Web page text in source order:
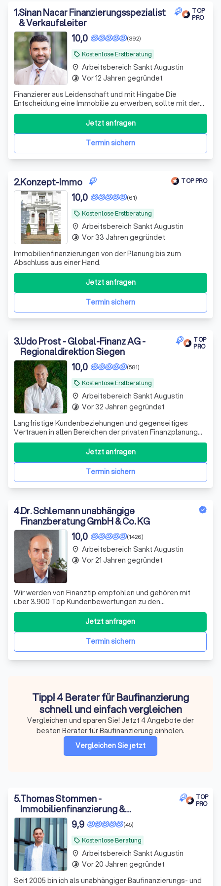
Baufinanzierung in Sankt Augustin.
1.Sinan Nacar Finanzierungsspezialist
& Verkaufsleiter
TOP
PRO
local_offer Kostenlose Erstberatung
(392)
10,0
Finanzierer aus Leidenschaft und mit Hingabe Die
Entscheidung eine Immobilie zu erwerben, sollte mit der
größten Sorgfalt und Ruhe getroffen werden. Das möchte
ich meinen Kunden ermöglichen! Ich stehe Ihnen zur Seite
im gesamten Kaufprozess. Es beginnt mit der korrekten
Ermittlung des ZielkaufpreiTermin sichern
Jetzt anfragen
place Arbeitsbereich Sankt Augustin
timelapse Vor 12 Jahren gegründet
2.Konzept-Immo TOP PRO
local_offer Kostenlose Erstberatung
(61)
10,0
Immobilienfinanzierungen von der Planung bis zum
Abschluss aus einer Hand.
Termin sichern
Jetzt anfragen
place Arbeitsbereich Sankt Augustin
timelapse Vor 33 Jahren gegründet
3.Udo Prost - Global-Finanz AG -
Regionaldirektion Siegen
TOP
PRO
local_offer Kostenlose Erstberatung
(581)
10,0
Langfristige Kundenbeziehungen und gegenseitiges
Vertrauen in allen Bereichen der privaten Finanzplanung
zeichnen uns aus. Im Bereich Kapitalanlage, Vorsorge und
Experten der Finanzanalyse für Privathaushalte - und
arbeiten unabhängig vonTermin sichern
Jetzt anfragen
place Arbeitsbereich Sankt Augustin
timelapse Vor 32 Jahren gegründet
4.Dr. Schlemann unabhängige
Finanzberatung GmbH & Co. KG
(1426)
10,0
Wir werden von Finanztip empfohlen und gehören mit
über 3.900 Top Kundenbewertungen zu den
bestbewerteten Finanzberatern Deutschlands. ⭐️⭐️⭐️⭐️⭐️
Unsere Spezialgebiete: Absicherung gegen
Berufsunfähigkeit, private Krankenversicherung,
Altersvorsorge und Geldanlage. Wir beraten
Termin sichern
Jetzt anfragen
place Arbeitsbereich Sankt Augustin
timelapse Vor 21 Jahren gegründet
Tipp! 4 Berater für Baufinanzierung
schnell und einfach vergleichen
Vergleichen und sparen Sie! Jetzt 4 Angebote der
besten Berater für Baufinanzierung einholen.
Vergleichen Sie jetzt
5.Thomas Stommen -
Immobilienfinanzierung &
Versicherungsmakler
TOP
PRO
local_offer Kostenlose Beratung
(45)
9,9
Seit 2005 bin ich als unabhängiger Baufinanzierungs- und
place Arbeitsbereich Sankt Augustin
timelapse Vor 20 Jahren gegründet